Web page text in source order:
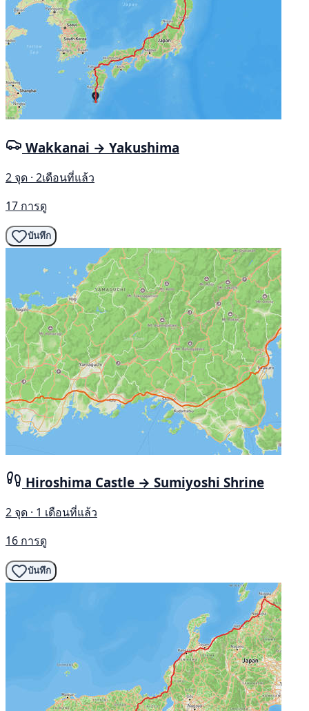
Wakkanai → Yakushima
2 จุด · 2เดือนที่แล้ว
17 การดู
บันทึก
Hiroshima Castle → Sumiyoshi Shrine
2 จุด · 1 เดือนที่แล้ว
16 การดู
บันทึก